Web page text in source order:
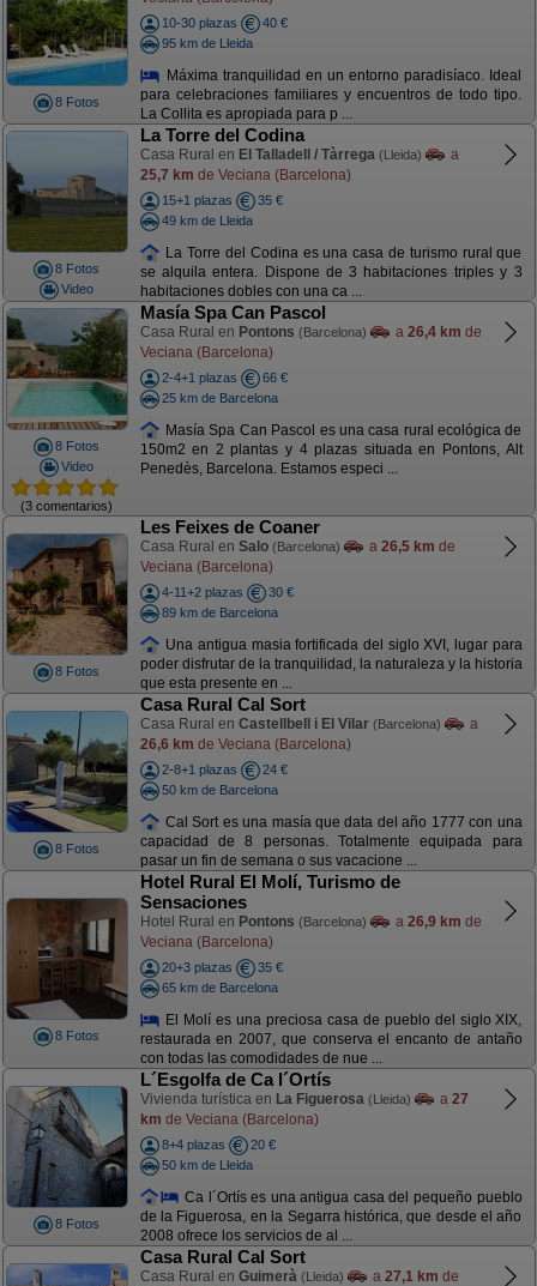
8 Fotos
10-30 plazas
40 €
95 km de Lleida
Máxima tranquilidad en un entorno paradisíaco. Ideal
para celebraciones familiares y encuentros de todo tipo.
La Collita es apropiada para p ...
8 Fotos
Video
La Torre del Codina
Casa Rural en El Talladell / Tàrrega (Lleida)
a
25,7 km de Veciana (Barcelona)
15+1 plazas
35 €
49 km de Lleida
La Torre del Codina es una casa de turismo rural que
se alquila entera. Dispone de 3 habitaciones triples y 3
habitaciones dobles con una ca ...
8 Fotos
Video
(3 comentarios)
Masía Spa Can Pascol
Casa Rural en Pontons (Barcelona) a 26,4 km de
Veciana (Barcelona)
2-4+1 plazas
66 €
25 km de Barcelona
Masía Spa Can Pascol es una casa rural ecológica de
150m2 en 2 plantas y 4 plazas situada en Pontons, Alt
Penedès, Barcelona. Estamos especi ...
8 Fotos
Les Feixes de Coaner
Casa Rural en Salo (Barcelona) a 26,5 km de
Veciana (Barcelona)
4-11+2 plazas
30 €
89 km de Barcelona
Una antigua masia fortificada del siglo XVI, lugar para
poder disfrutar de la tranquilidad, la naturaleza y la historia
que esta presente en ...
8 Fotos
Casa Rural Cal Sort
Casa Rural en Castellbell i El Vilar (Barcelona)
a
26,6 km de Veciana (Barcelona)
2-8+1 plazas
24 €
50 km de Barcelona
Cal Sort es una masía que data del año 1777 con una
capacidad de 8 personas. Totalmente equipada para
pasar un fin de semana o sus vacacione ...
8 Fotos
Hotel Rural El Molí, Turismo de
Sensaciones
Hotel Rural en Pontons (Barcelona) a 26,9 km de
Veciana (Barcelona)
20+3 plazas
35 €
65 km de Barcelona
El Molí es una preciosa casa de pueblo del siglo XIX,
restaurada en 2007, que conserva el encanto de antaño
con todas las comodidades de nue ...
8 Fotos
L´Esgolfa de Ca l´Ortís
Vivienda turística en La Figuerosa (Lleida) a 27
km de Veciana (Barcelona)
8+4 plazas
20 €
50 km de Lleida
Ca l´Ortís es una antigua casa del pequeño pueblo
de la Figuerosa, en la Segarra histórica, que desde el año
2008 ofrece los servicios de al ...
Casa Rural Cal Sort
Casa Rural en Guimerà (Lleida) a 27,1 km de